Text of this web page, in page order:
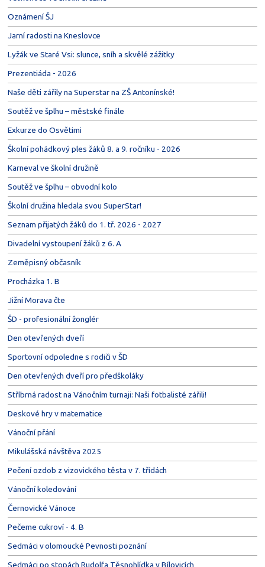
Oznámení ŠJ
Jarní radosti na Kneslovce
Lyžák ve Staré Vsi: slunce, sníh a skvělé zážitky
Prezentiáda - 2026
Naše děti zářily na Superstar na ZŠ Antonínské!
Soutěž ve šplhu – městské finále
Exkurze do Osvětimi
Školní pohádkový ples žáků 8. a 9. ročníku - 2026
Karneval ve školní družině
Soutěž ve šplhu – obvodní kolo
Školní družina hledala svou SuperStar!
Seznam přijatých žáků do 1. tř. 2026 - 2027
Divadelní vystoupení žáků z 6. A
Zeměpisný občasník
Procházka 1. B
Jižní Morava čte
ŠD - profesionální žonglér
Den otevřených dveří
Sportovní odpoledne s rodiči v ŠD
Den otevřených dveří pro předškoláky
Stříbrná radost na Vánočním turnaji: Naši fotbalisté zářili!
Deskové hry v matematice
Vánoční přání
Mikulášská návštěva 2025
Pečení ozdob z vizovického těsta v 7. třídách
Vánoční koledování
Černovické Vánoce
Pečeme cukroví - 4. B
Sedmáci v olomoucké Pevnosti poznání
Sedmáci po stopách Rudolfa Těsnohlídka v Bílovicích